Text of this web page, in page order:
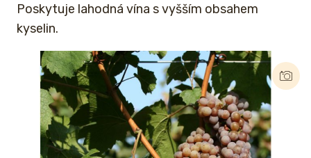
Poskytuje lahodná vína s vyšším obsahem
kyselin.